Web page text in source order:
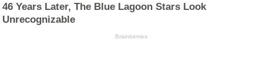
46 Years Later, The Blue Lagoon Stars Look
Unrecognizable
Brainberries